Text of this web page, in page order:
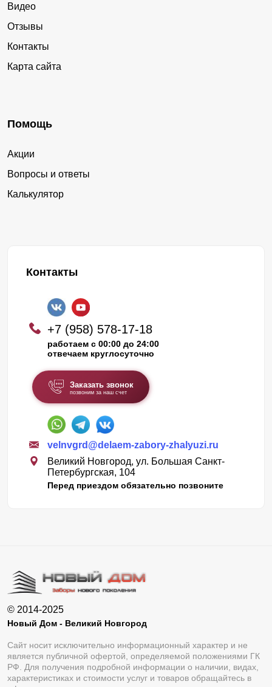
Видео
Отзывы
Контакты
Карта сайта
Помощь
Акции
Вопросы и ответы
Калькулятор
Контакты
+7 (958) 578-17-18
работаем с 00:00 до 24:00
отвечаем круглосуточно
Заказать звонок
позвоним за наш счет
velnvgrd@delaem-zabory-zhalyuzi.ru
Великий Новгород, ул. Большая Санкт-
Петербургская, 104
Перед приездом обязательно позвоните
© 2014-2025
Новый Дом - Великий Новгород
Сайт носит исключительно информационный характер и не
является публичной офертой, определяемой положениями ГК
РФ. Для получения подробной информации о наличии, видах,
характеристиках и стоимости услуг и товаров обращайтесь в